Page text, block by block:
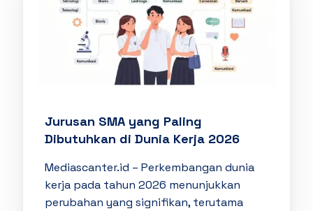
Jurusan SMA yang Paling
Dibutuhkan di Dunia Kerja 2026
Mediascanter.id – Perkembangan dunia
kerja pada tahun 2026 menunjukkan
perubahan yang signifikan, terutama